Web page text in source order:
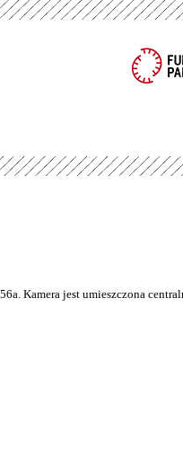
Kamera jest umieszczona